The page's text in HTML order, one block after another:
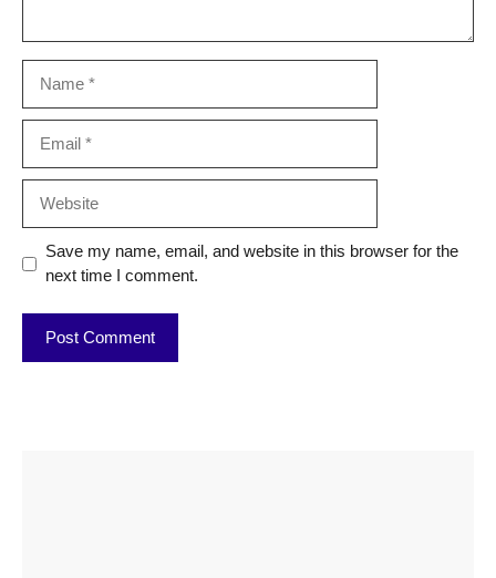
Save my name, email, and website in this browser for the
next time I comment.